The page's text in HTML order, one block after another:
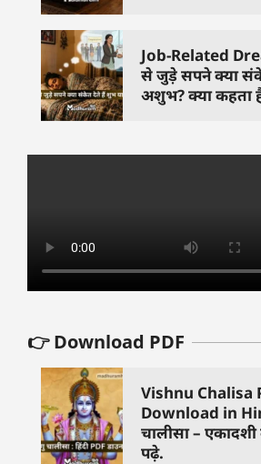
Job-Related
से जुड़े सपने क्या
अशुभ? क्या कहता है
👉 Download PDF
Vishnu Chalisa
Download in
चालीसा –
पढ़े.